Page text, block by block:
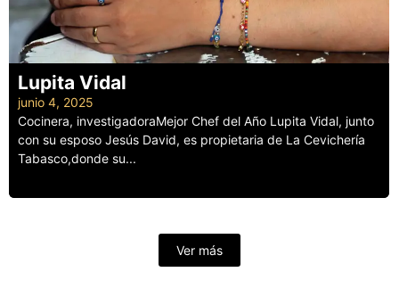
Lupita Vidal
junio 4, 2025
Cocinera, investigadoraMejor Chef del Año Lupita Vidal, junto
con su esposo Jesús David, es propietaria de La Cevichería
Tabasco,donde su...
Ver más